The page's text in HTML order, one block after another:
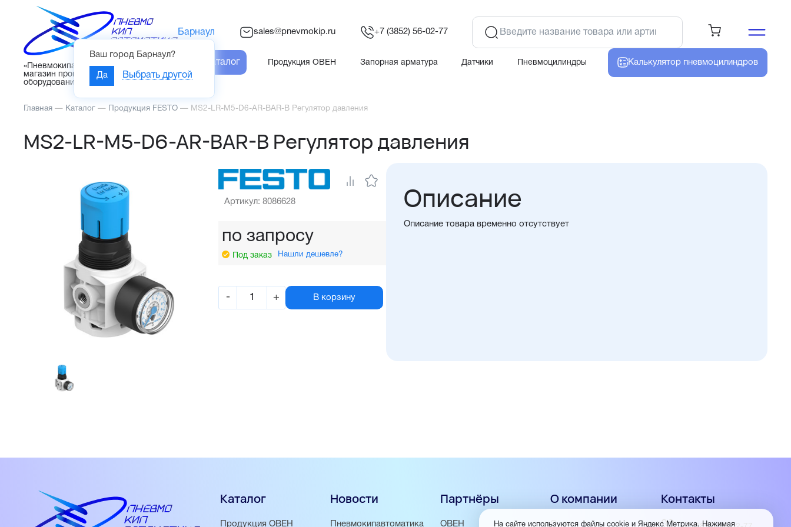
«Пневмокипавтоматика» – интернет-
магазин промышленного
оборудования
Барнаул
Ваш город Барнаул?
Да Выбрать другой
sales@pnevmokip.ru +7 (3852) 56-02-77
Каталог Продукция ОВЕН Запорная арматура Датчики Пневмоцилиндры Калькулятор пневмоцилиндров
Главная — Каталог — Продукция FESTO — MS2-LR-M5-D6-AR-BAR-B Регулятор давления
MS2-LR-M5-D6-AR-BAR-B Регулятор давления
Артикул: 8086628
по запросу
Под заказ Нашли дешевле?
- + В корзину
Описание
Описание товара временно отсутствует
Каталог
Продукция ОВЕН
Новости
Пневмокипавтоматика
Партнёры
ОВЕН
О компании
О нас
Контакты
На сайте используются файлы cookie и Яндекс Метрика. Нажимая